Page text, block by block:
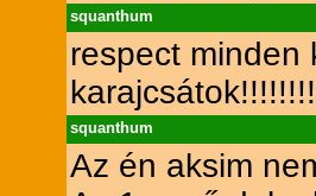
squanthum
respect minden
squanthum
Az én aksim